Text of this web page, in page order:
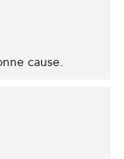
cause.